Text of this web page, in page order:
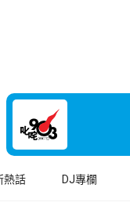
熱話 DJ專欄